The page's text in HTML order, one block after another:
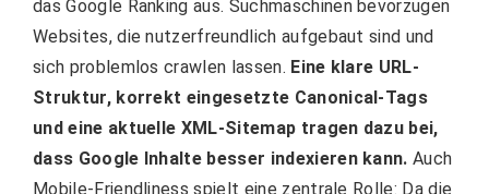
das Google Ranking aus. Suchmaschinen bevorzugen
Websites, die nutzerfreundlich aufgebaut sind und
sich problemlos crawlen lassen. Eine klare URL-
Struktur, korrekt eingesetzte Canonical-Tags
und eine aktuelle XML-Sitemap tragen dazu bei,
dass Google Inhalte besser indexieren kann. Auch
Mobile-Friendliness spielt eine zentrale Rolle: Da die